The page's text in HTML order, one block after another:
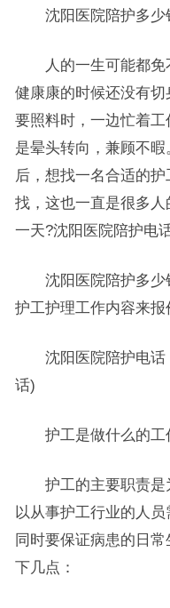
沈阳医院陪护多少
人的一生可能都免
健康康的时候还没有
要照料时，一边忙着
是晕头转向，兼顾不
后，想找一名合适的
找，这也一直是很多
一天?沈阳医院陪护电
沈阳医院陪护多少
护工护理工作内容来报
沈阳医院陪护电话
话)
护工是做什么的工
护工的主要职责是
以从事护工行业的人
同时要保证病患的日
下几点：